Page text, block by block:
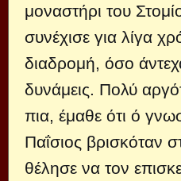
μοναστήρι του
συνέχισε για λίγα
διαδρομή, όσο
δυνάμεις. Πολύ
πια, έμαθε ότι ό
Παΐσιος βρισκόταν
θέλησε να τον